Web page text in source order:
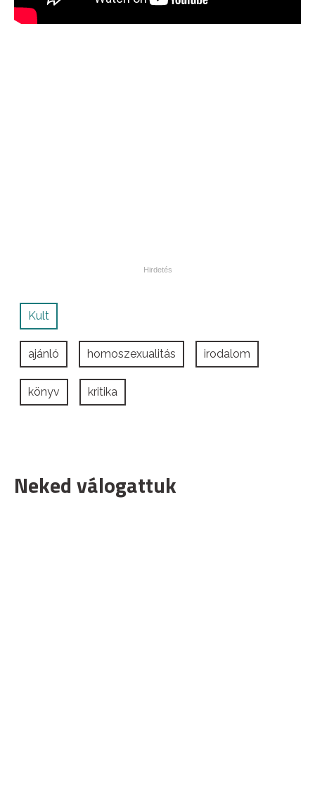
Kult
ajánló homoszexualitás irodalom
könyv kritika
Neked válogattuk